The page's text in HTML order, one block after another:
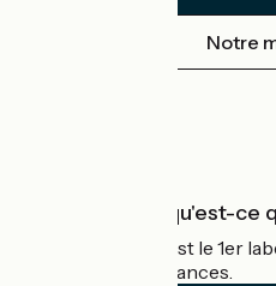
Notre
Accueil Vélo qu'est-ce
Accueil Vélo c'est le 1er
cyclistes en vacances.